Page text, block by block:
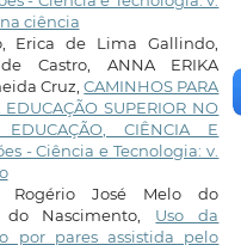
na ciência
Erica de Lima Gallindo,
Castro, ANNA ERIKA
Cruz,CAMINHOS PARA
SUPERIOR NO
CIÊNCIA E
- Ciência e Tecnologia: v.
Rogério José Melo do
do Nascimento, Uso da
por pares assistida pelo